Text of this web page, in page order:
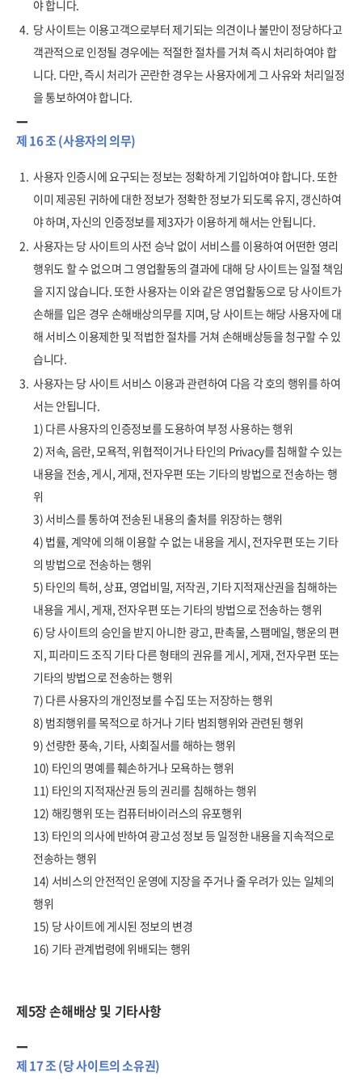
야 합니다.
4. 당 사이트는 이용고객으로부터 제기되는 의견이나 불만이 정당하다고
객관적으로 인정될 경우에는 적절한 절차를 거쳐 즉시 처리하여야 합
니다. 다만, 즉시 처리가 곤란한 경우는 사용자에게 그 사유와 처리일정
을 통보하여야 합니다.
제 16 조 (사용자의 의무)
1. 사용자 인증시에 요구되는 정보는 정확하게 기입하여야 합니다. 또한
이미 제공된 귀하에 대한 정보가 정확한 정보가 되도록 유지, 갱신하여
야 하며, 자신의 인증정보를 제3자가 이용하게 해서는 안됩니다.
2. 사용자는 당 사이트의 사전 승낙 없이 서비스를 이용하여 어떤한 영리
행위도 할 수 없으며 그 영업활동의 결과에 대해 당 사이트는 일절 책임
을 지지 않습니다. 또한 사용자는 이와 같은 영업활동으로 당 사이트가
손해를 입은 경우 손해배상의무를 지며, 당 사이트는 해당 사용자에 대
해 서비스 이용제한 및 적법한 절차를 거쳐 손해배상등을 청구할 수 있
습니다.
3. 사용자는 당 사이트 서비스 이용과 관련하여 다음 각 호의 행위를 하여
서는 안됩니다.
1) 다른 사용자의 인증정보를 도용하여 부정 사용하는 행위
2) 저속, 음란, 모욕적, 위협적이거나 타인의 Privacy를 침해할 수 있는
내용을 전송, 게시, 게재, 전자우편 또는 기타의 방법으로 전송하는 행
위
3) 서비스를 통하여 전송된 내용의 출처를 위장하는 행위
4) 법률, 계약에 의해 이용할 수 없는 내용을 게시, 전자우편 또는 기타
의 방법으로 전송하는 행위
5) 타인의 특허, 상표, 영업비밀, 저작권, 기타 지적재산권을 침해하는
내용을 게시, 게재, 전자우편 또는 기타의 방법으로 전송하는 행위
6) 당 사이트의 승인을 받지 아니한 광고, 판촉물, 스팸메일, 행운의 편
지, 피라미드 조직 기타 다른 형태의 권유를 게시, 게재, 전자우편 또는
기타의 방법으로 전송하는 행위
7) 다른 사용자의 개인정보를 수집 또는 저장하는 행위
8) 범죄행위를 목적으로 하거나 기타 범죄행위와 관련된 행위
9) 선량한 풍속, 기타, 사회질서를 해하는 행위
10) 타인의 명예를 훼손하거나 모욕하는 행위
11) 타인의 지적재산권 등의 권리를 침해하는 행위
12) 해킹행위 또는 컴퓨터바이러스의 유포행위
13) 타인의 의사에 반하여 광고성 정보 등 일정한 내용을 지속적으로
전송하는 행위
14) 서비스의 안전적인 운영에 지장을 주거나 줄 우려가 있는 일체의
행위
15) 당 사이트에 게시된 정보의 변경
16) 기타 관계법령에 위배되는 행위
제5장 손해배상 및 기타사항
제 17 조 (당 사이트의 소유권)